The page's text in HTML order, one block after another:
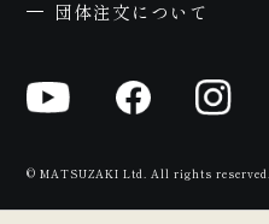
団体注文について
© MATSUZAKI Ltd. All rights reserved.